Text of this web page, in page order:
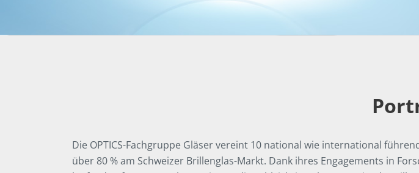
Die OPTICS-Fachgruppe Gläser vereint 10 national wie international
über 80 % am Schweizer Brillenglas-Markt. Dank ihres Engagements in